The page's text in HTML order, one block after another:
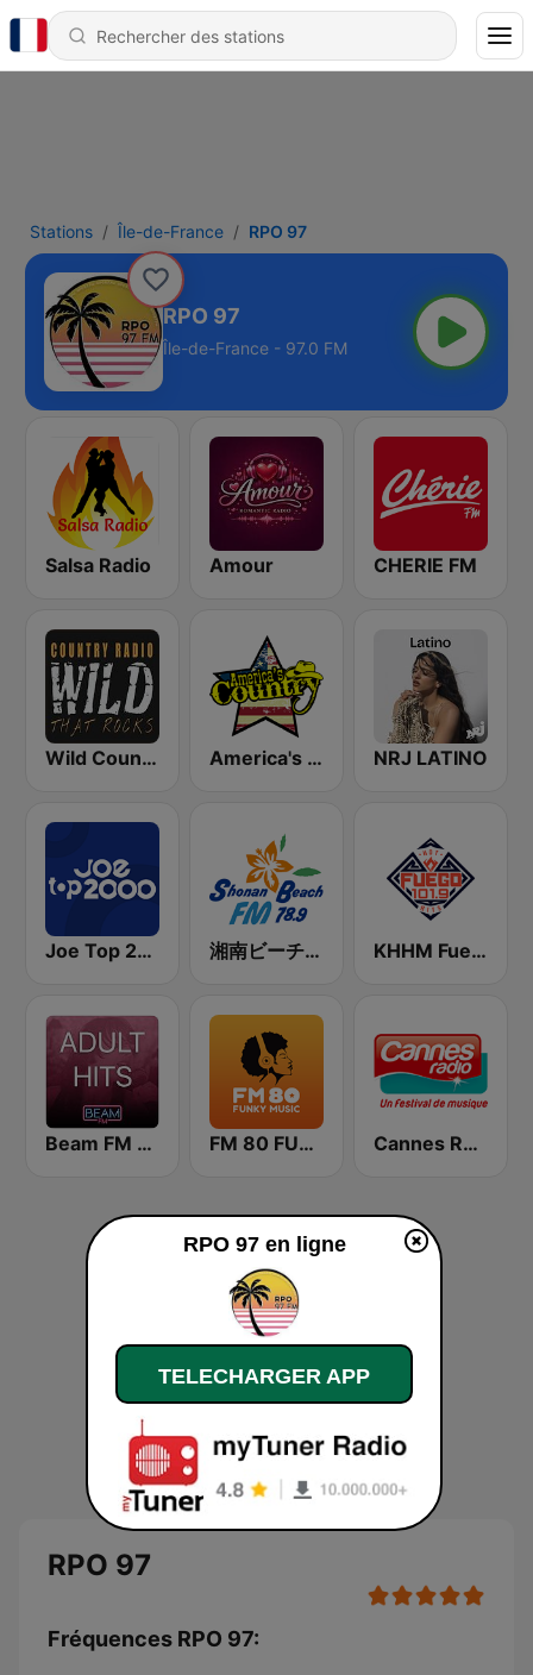
Stations Île-de-France RPO 97
RPO 97
Île-de-France - 97.0 FM
Salsa Radio Amour CHERIE FM
Wild Country Music Radio America's Country NRJ LATINO
Joe Top 2000 湘南ビーチFM (Shonan Beach FM) KHHM Fuego 101.9
Beam FM - Adult Hits FM 80 FUNKY MUSIC Cannes Radio
RPO 97
Fréquences RPO 97:
RPO 97 en ligne
TELECHARGER APP